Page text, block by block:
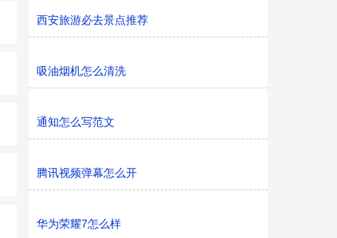
西安旅游必去景点推荐
吸油烟机怎么清洗
通知怎么写范文
腾讯视频弹幕怎么开
华为荣耀7怎么样